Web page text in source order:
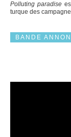
Polluting paradise
turque des
BANDE